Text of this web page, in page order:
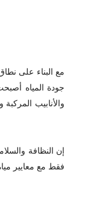
مع البناء على
جودة المياه
والأنابيب
إن النظافة
فقط مع معايير